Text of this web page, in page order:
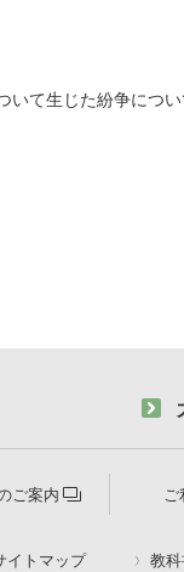
て生じた紛争につ
ご案内 ご
イトマップ 教